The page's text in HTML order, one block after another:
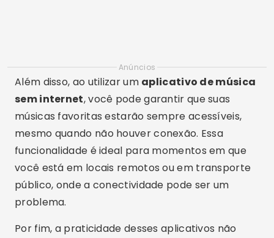
Anúncios
Além disso, ao utilizar um aplicativo de música
sem internet, você pode garantir que suas
músicas favoritas estarão sempre acessíveis,
mesmo quando não houver conexão. Essa
funcionalidade é ideal para momentos em que
você está em locais remotos ou em transporte
público, onde a conectividade pode ser um
problema.
Por fim, a praticidade desses aplicativos não